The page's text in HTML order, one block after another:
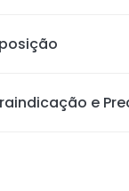
com 92% de
e